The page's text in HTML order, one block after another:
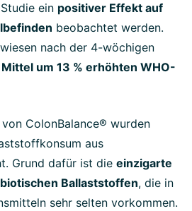
ein positiver Effekt auf
beobachtet werden.
nach der 4-wöchigen
um 13 % erhöhten WHO-
ColonBalance® wurden
aus
Grund dafür ist die einzigarte
Ballaststoffen, die in
sehr selten vorkommen.